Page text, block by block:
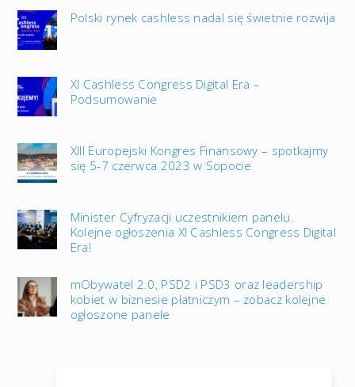
Polski rynek cashless nadal się świetnie rozwija
XI Cashless Congress Digital Era –
Podsumowanie
XIII Europejski Kongres Finansowy – spotkajmy
się 5-7 czerwca 2023 w Sopocie
Minister Cyfryzacji uczestnikiem panelu.
Kolejne ogłoszenia XI Cashless Congress Digital
Era!
mObywatel 2.0, PSD2 i PSD3 oraz leadership
kobiet w biznesie płatniczym – zobacz kolejne
ogłoszone panele